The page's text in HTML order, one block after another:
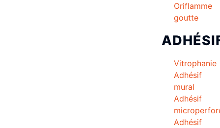
Oriflamme
goutte
Vitrophanie
Adhésif
mural
Adhésif
Adhésif